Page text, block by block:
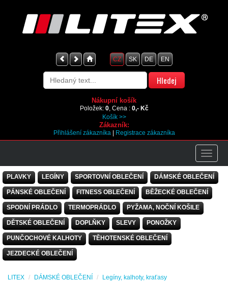
CZ SK DE EN
Nákupní košík
Položek: 0, Cena : 0,- Kč
Košík >>
Zákazník:
Přihlášení zákazníka| Registrace zákazníka
PLAVKY LEGÍNY SPORTOVNÍ OBLEČENÍ DÁMSKÉ OBLEČENÍ
PÁNSKÉ OBLEČENÍ FITNESS OBLEČENÍ BĚŽECKÉ OBLEČENÍ
SPODNÍ PRÁDLO TERMOPRÁDLO PYŽAMA, NOČNÍ KOŠILE
DĚTSKÉ OBLEČENÍ DOPLŇKY SLEVY PONOŽKY
PUNČOCHOVÉ KALHOTY TĚHOTENSKÉ OBLEČENÍ
JEZDECKÉ OBLEČENÍ
LITEX DÁMSKÉ OBLEČENÍ Legíny, kalhoty, kraťasy